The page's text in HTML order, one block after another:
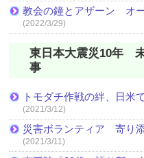
教会の鐘とアザーン オ
(2022/3/29)
東日本大震災10年
事
トモダチ作戦の絆、日米
(2021/3/12)
災害ボランティア 寄り
(2021/3/11)